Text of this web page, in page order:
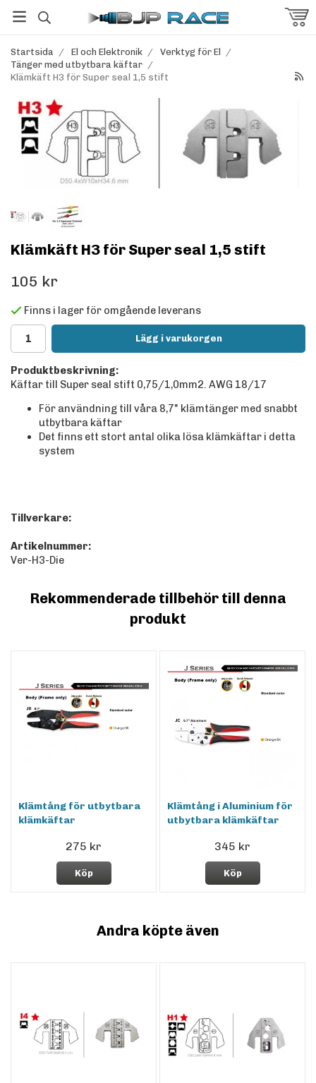
Startsida / El och Elektronik / Verktyg för El
/
Tänger med utbytbara käftar /
Klämkäft H3 för Super seal 1,5 stift
Klämkäft H3 för Super seal 1,5 stift
105 kr
Finns i lager för omgående leverans
Lägg i varukorgen
Produktbeskrivning:
Käftar till Super seal stift 0,75/1,0mm2. AWG 18/17
För användning till våra 8,7" klämtänger med snabbt
utbytbara käftar
Det finns ett stort antal olika lösa klämkäftar i detta
system
Tillverkare:
Artikelnummer:
Ver-H3-Die
Rekommenderade tillbehör till denna
produkt
Klämtång för utbytbara
klämkäftar
275 kr
Köp
Klämtång i Aluminium för
utbytbara klämkäftar
345 kr
Köp
Andra köpte även